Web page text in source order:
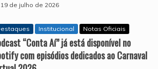
19 de julho de 2026
Institucional Notas Oficiais
“Conta Aí” já está disponível no
com episódios dedicados ao Carnaval